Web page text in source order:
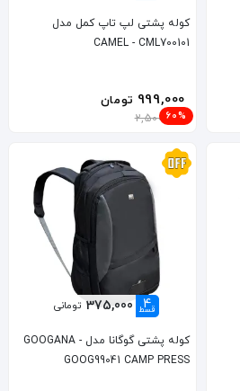
کوله پشتی لپ تاپ کمل مدل
CAMEL - CML700101
999,000 تومان
2,500,000
60%
4
قسط 375,000 تومانی
کوله پشتی گوگانا مدل GOOGANA -
GOOG99041 CAMP PRESS